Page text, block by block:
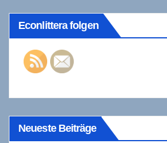
Econlittera folgen
Neueste Beiträge